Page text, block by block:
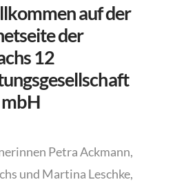
auf der
der
12
mbH
Petra Ackmann,
und Martina Leschke,